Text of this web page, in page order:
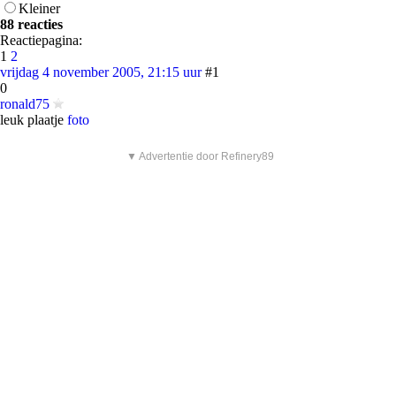
Kleiner
88 reacties
Reactiepagina:
1 2
vrijdag 4 november 2005, 21:15 uur #1
0
ronald75
leuk plaatje foto
▼ Advertentie door Refinery89